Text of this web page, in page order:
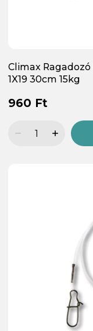
Climax
1X19 30cm 15kg
960 Ft